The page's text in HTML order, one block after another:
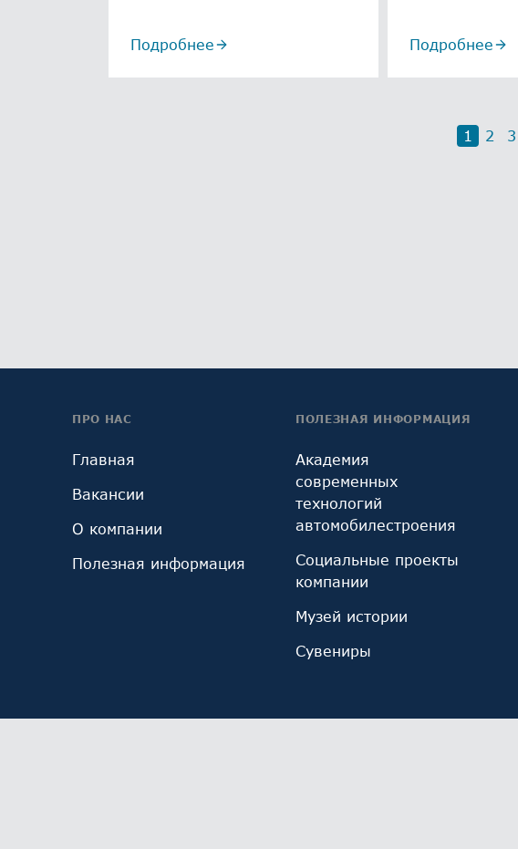
Подробнее Подробнее
1 2 3
ПРО НАС
Главная
Вакансии
О компании
Полезная информация
ПОЛЕЗНАЯ ИНФОРМАЦИЯ
Академия
современных
технологий
автомобилестроения
Социальные проекты
компании
Музей истории
Сувениры